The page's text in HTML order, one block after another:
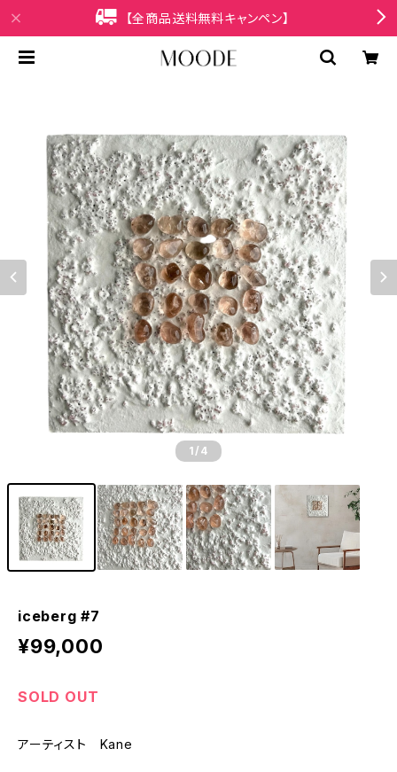
【全商品送料無料キャンペン】
1 /4
iceberg #7
¥99,000
SOLD OUT
アーティスト Kane